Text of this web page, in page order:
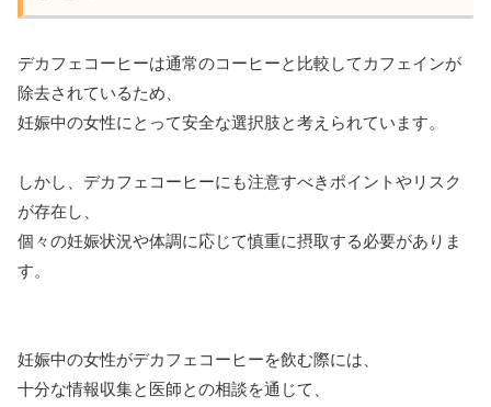
デカフェコーヒーは通常のコーヒーと比較してカフェインが
除去されているため、
妊娠中の女性にとって安全な選択肢と考えられています。
しかし、デカフェコーヒーにも注意すべきポイントやリスク
が存在し、
個々の妊娠状況や体調に応じて慎重に摂取する必要がありま
す。
妊娠中の女性がデカフェコーヒーを飲む際には、
十分な情報収集と医師との相談を通じて、